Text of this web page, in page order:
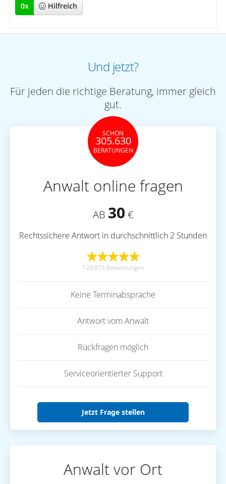
0x Hilfreich
Und jetzt?
Für jeden die richtige Beratung, immer gleich
gut.
SCHON
305.630
BERATUNGEN
Anwalt online fragen
AB 30 €
Rechtssichere Antwort in durchschnittlich 2 Stunden
123.876 Bewertungen
Keine Terminabsprache
Antwort vom Anwalt
Rückfragen möglich
Serviceorientierter Support
Jetzt Frage stellen
Anwalt vor Ort